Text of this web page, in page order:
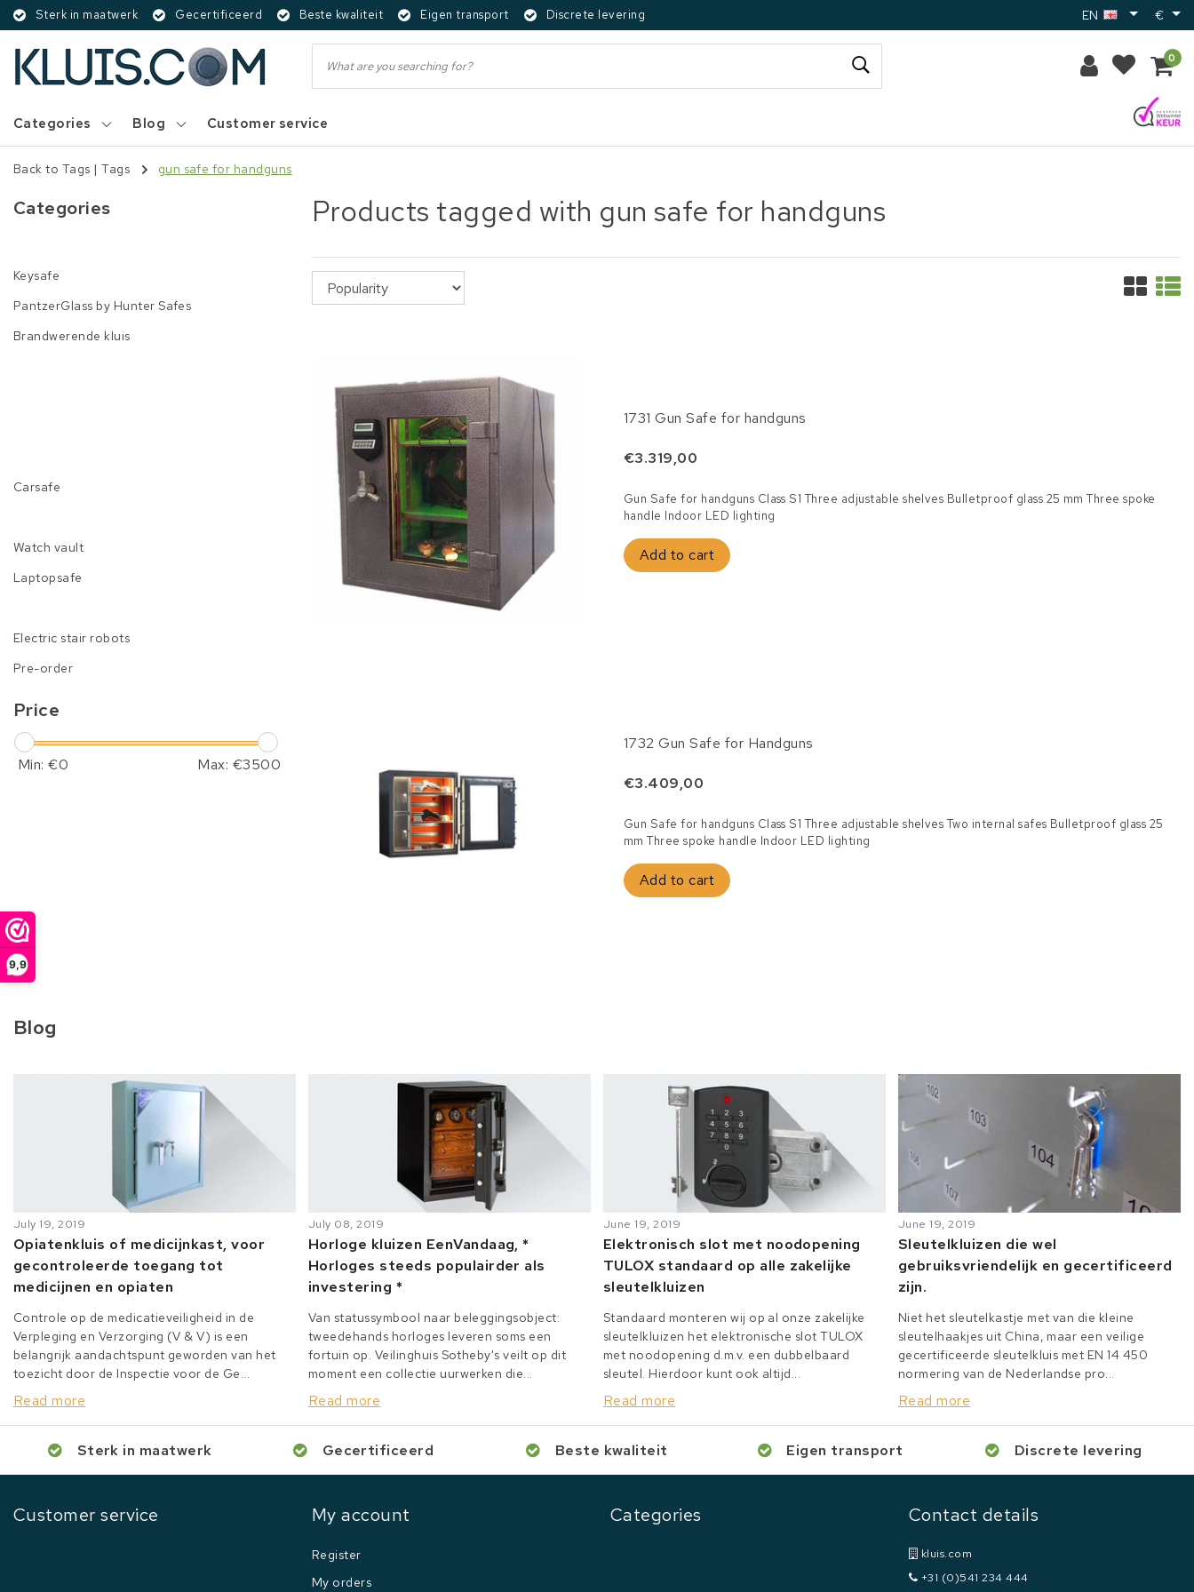
9,9
Sterk in maatwerk Gecertificeerd Beste kwaliteit Eigen transport Discrete levering EN €
0
Categories Blog Customer service
Back to Tags |Tags gun safe for handguns
Categories
Keysafe
PantzerGlass by Hunter Safes
Brandwerende kluis
Carsafe
Watch vault
Laptopsafe
Electric stair robots
Pre-order
Price
Min: €0 Max: €3500
Products tagged with gun safe for handguns
1731 Gun Safe for handguns
€3.319,00
Gun Safe for handguns Class S1 Three adjustable shelves Bulletproof glass 25 mm Three spoke
handle Indoor LED lighting
Add to cart
1732 Gun Safe for Handguns
€3.409,00
Gun Safe for handguns Class S1 Three adjustable shelves Two internal safes Bulletproof glass 25
mm Three spoke handle Indoor LED lighting
Add to cart
Blog
July 19, 2019
Opiatenkluis of medicijnkast, voor
gecontroleerde toegang tot
medicijnen en opiaten
Controle op de medicatieveiligheid in de
Verpleging en Verzorging (V & V) is een
belangrijk aandachtspunt geworden van het
toezicht door de Inspectie voor de Ge...
Read more
July 08, 2019
Horloge kluizen EenVandaag, *
Horloges steeds populairder als
investering *
Van statussymbool naar beleggingsobject:
tweedehands horloges leveren soms een
fortuin op. Veilinghuis Sotheby's veilt op dit
moment een collectie uurwerken die...
Read more
June 19, 2019
Elektronisch slot met noodopening
TULOX standaard op alle zakelijke
sleutelkluizen
Standaard monteren wij op al onze zakelijke
sleutelkluizen het elektronische slot TULOX
met noodopening d.m.v. een dubbelbaard
sleutel. Hierdoor kunt ook altijd...
Read more
June 19, 2019
Sleutelkluizen die wel
gebruiksvriendelijk en gecertificeerd
zijn.
Niet het sleutelkastje met van die kleine
sleutelhaakjes uit China, maar een veilige
gecertificeerde sleutelkluis met EN 14 450
normering van de Nederlandse pro...
Read more
Sterk in maatwerk Gecertificeerd Beste kwaliteit Eigen transport Discrete levering
Customer service My account
Register
My orders
Categories Contact details
kluis.com
+31 (0)541 234 444